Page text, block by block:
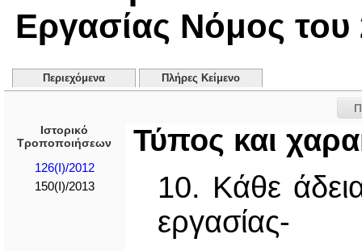
Εργασίας Νόμος του
Περιεχόμενα Πλήρες Κείμενο
Ιστορικό
Τροποποιήσεων
126(I)/2012
150(I)/2013
Τύπος και
10. Κάθε
εργασίας-